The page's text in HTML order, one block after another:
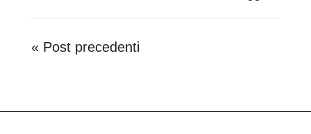
« Post precedenti